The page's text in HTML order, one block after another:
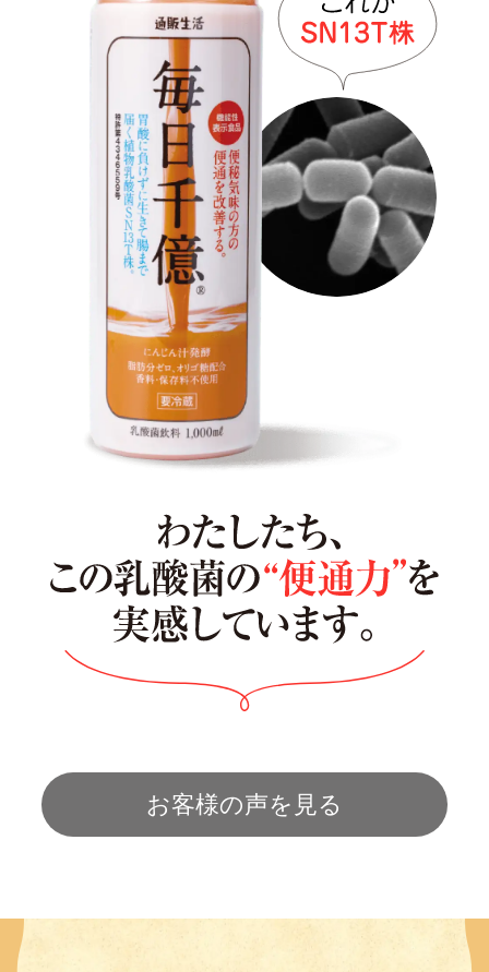
お客様の声を見る